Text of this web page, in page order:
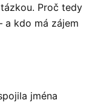
Proč tedy
a kdo má zájem
jména